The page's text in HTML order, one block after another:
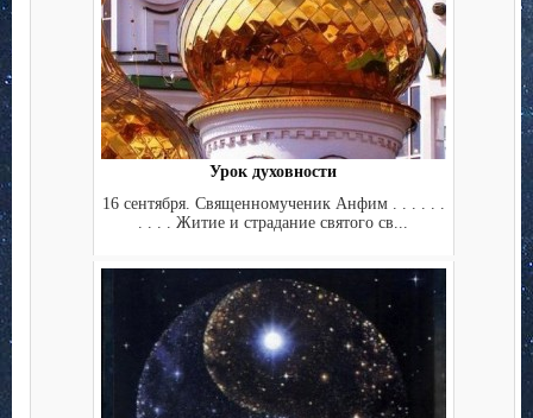
Урок духовности
16 сентября. Священномученик Анфим . . . . . .
. . . . Житие и страдание святого св...